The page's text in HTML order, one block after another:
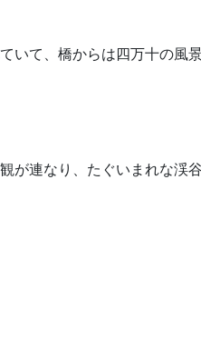
いて、橋からは四万十の風
が連なり、たぐいまれな渓